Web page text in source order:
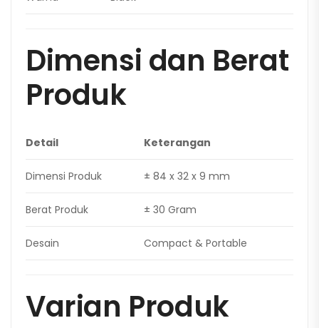
Dimensi dan Berat
Produk
Detail Keterangan
Dimensi Produk ± 84 x 32 x 9 mm
Berat Produk ± 30 Gram
Desain Compact & Portable
Varian Produk